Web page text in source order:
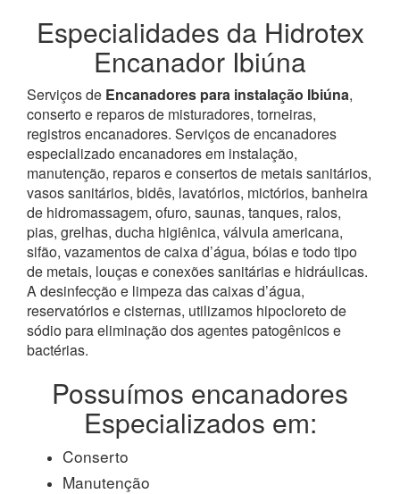
Especialidades da Hidrotex
Encanador Ibiúna
Serviços de Encanadores para instalação Ibiúna,
conserto e reparos de misturadores, torneiras,
registros encanadores. Serviços de encanadores
especializado encanadores em instalação,
manutenção, reparos e consertos de metais sanitários,
vasos sanitários, bidês, lavatórios, mictórios, banheira
de hidromassagem, ofuro, saunas, tanques, ralos,
pias, grelhas, ducha higiênica, válvula americana,
sifão, vazamentos de caixa d’água, bóias e todo tipo
de metais, louças e conexões sanitárias e hidráulicas.
A desinfecção e limpeza das caixas d’água,
reservatórios e cisternas, utilizamos hipocloreto de
sódio para eliminação dos agentes patogênicos e
bactérias.
Possuímos encanadores
Especializados em:
Conserto
Manutenção